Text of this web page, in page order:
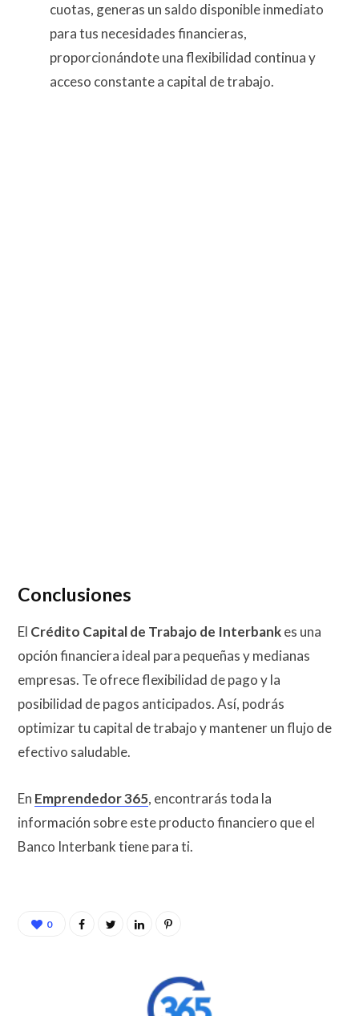
cuotas, generas un saldo disponible inmediato
para tus necesidades financieras,
proporcionándote una flexibilidad continua y
acceso constante a capital de trabajo.
Conclusiones
El Crédito Capital de Trabajo de Interbankes una
opción financiera ideal para pequeñas y medianas
empresas. Te ofrece flexibilidad de pago y la
posibilidad de pagos anticipados. Así, podrás
optimizar tu capital de trabajo y mantener un flujo de
efectivo saludable.
En Emprendedor 365, encontrarás toda la
información sobre este producto financiero que el
Banco Interbank tiene para ti.
0